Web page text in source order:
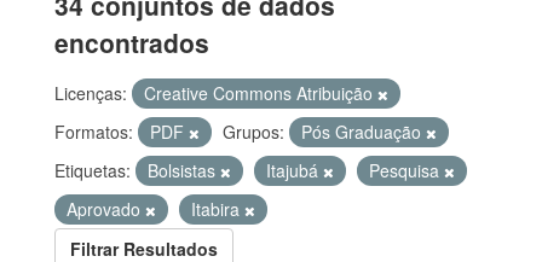
encontrados
Licenças:
Creative Commons Atribuição
Formatos:
PDF Grupos:
Pós Graduação
Etiquetas:
Bolsistas Itajubá
Pesquisa
Aprovado
Itabira
Filtrar Resultados